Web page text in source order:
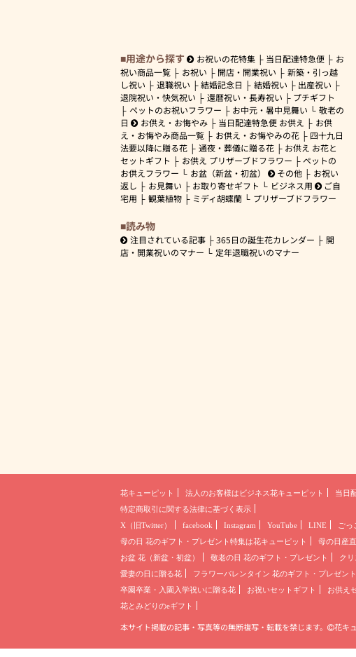
用途から探す お祝いの花特集 当日配達特急便
お
祝い商品一覧
お祝い 開店・開業祝い
新築・引っ越
し祝い
退職祝い 結婚記念日 結婚祝い
出産祝い
退院祝い・快気祝い
還暦祝い・長寿祝い
プチギフト
ペットのお祝いフラワー
お中元・暑中見舞い
敬老の
日
お供え・お悔やみ 当日配達特急便 お供え
お供
え・お悔やみ商品一覧
お供え・お悔やみの花
四十九日
法要以降に贈る花
通夜・葬儀に贈る花
お供え お花と
セットギフト
お供え プリザーブドフラワー
ペットの
お供えフラワー
お盆（新盆・初盆） その他
お祝い
返し
お見舞い お取り寄せギフト ビジネス用
ご自
宅用
観葉植物 ミディ胡蝶蘭 プリザーブドフラワー
読み物
注目されている記事 365日の誕生花カレンダー
開
店・開業祝いのマナー
定年退職祝いのマナー
花キューピット 法人のお客様は ビジネス花キューピット 当日
特定商取引に関する法律に基づく表示
X（旧Twitter）
facebook Instagram YouTube LINE ごっ
母の日 花のギフト・プレゼント 特集は花キューピット 母の日産
お盆 花（新盆・初盆）
敬老の日 花のギフト・プレゼント ク
愛妻の日に贈る花
フラワーバレンタイン 花のギフト・プレゼント
卒園卒業・入園入学祝いに贈る花
お祝いセットギフト お供え
花とみどりのeギフト
本サイト掲載の記事・写真等の無断複写・転載を禁じます。 花キ